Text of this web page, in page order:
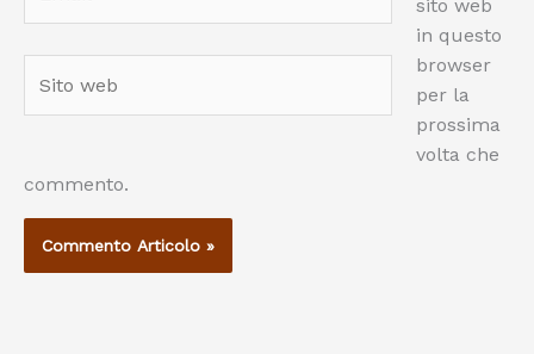
web
sito web
in questo
browser
per la
prossima
volta che
commento.